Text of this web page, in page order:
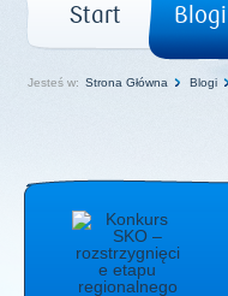
Start Blogi
Jesteś w: Strona Główna Blogi